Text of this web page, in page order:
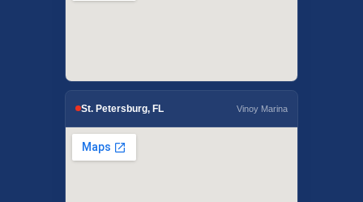
St. Petersburg, FL Vinoy Marina